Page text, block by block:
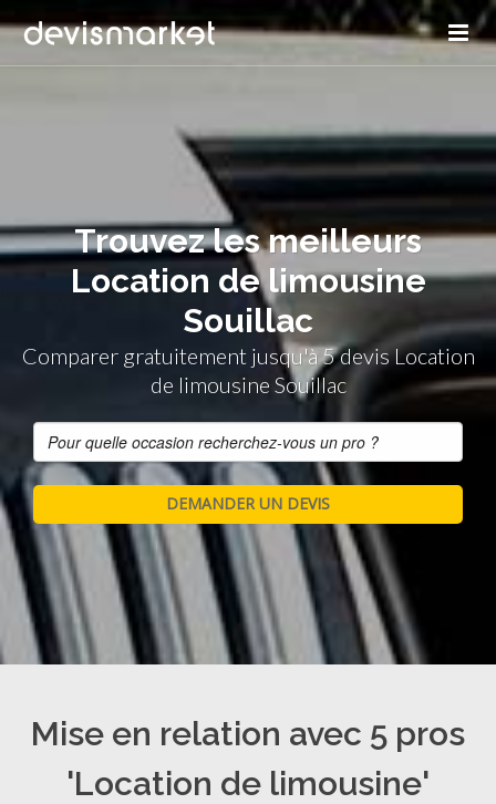
Trouvez les meilleurs
Location de limousine
Souillac
Comparer gratuitement jusqu'à 5 devis Location
de limousine Souillac
Mise en relation avec 5 pros
'Location de limousine'